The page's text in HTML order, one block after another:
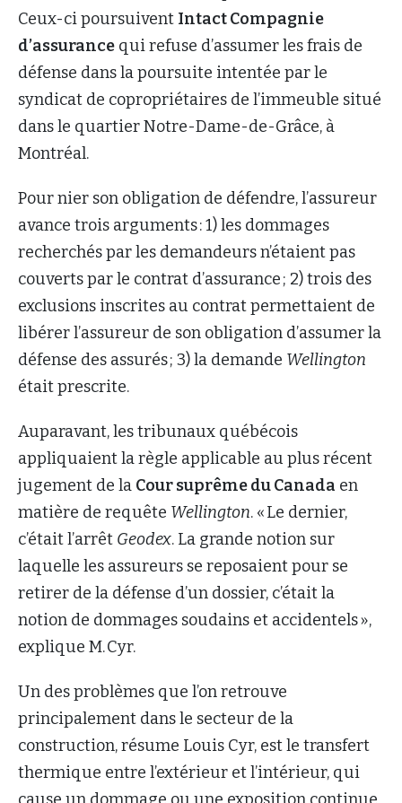
Ceux-ci poursuivent Intact Compagnie
d’assurance qui refuse d’assumer les frais de
défense dans la poursuite intentée par le
syndicat de copropriétaires de l’immeuble situé
dans le quartier Notre-Dame-de-Grâce, à
Montréal.
Pour nier son obligation de défendre, l’assureur
avance trois arguments : 1) les dommages
recherchés par les demandeurs n’étaient pas
couverts par le contrat d’assurance ; 2) trois des
exclusions inscrites au contrat permettaient de
libérer l’assureur de son obligation d’assumer la
défense des assurés ; 3) la demande Wellington
était prescrite.
Auparavant, les tribunaux québécois
appliquaient la règle applicable au plus récent
jugement de la Cour suprême du Canada en
matière de requête Wellington. « Le dernier,
c’était l’arrêt Geodex. La grande notion sur
laquelle les assureurs se reposaient pour se
retirer de la défense d’un dossier, c’était la
notion de dommages soudains et accidentels »,
explique M. Cyr.
Un des problèmes que l’on retrouve
principalement dans le secteur de la
construction, résume Louis Cyr, est le transfert
thermique entre l’extérieur et l’intérieur, qui